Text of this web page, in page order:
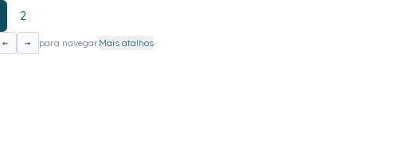
2
← → para navegar.Mais atalhos